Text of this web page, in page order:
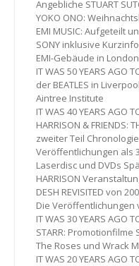
Angebliche STUART
YOKO ONO:
EMI MUSIC: Aufgeteilt
SONY inklusive
EMI-Gebäude in London
IT WAS 50 YEARS AGO
der BEATLES in
Aintree Institute
IT WAS 40 YEARS AGO
HARRISON & FRIENDS:
zweiter Teil
Veröffentlichungen als
Laserdisc und DVDs
HARRISON
DESH REVISITED von
Die Veröffentlichungen
IT WAS 30 YEARS AGO
STARR: Promotionfilme
The Roses und Wrack
IT WAS 20 YEARS AGO